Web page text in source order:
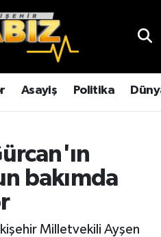
Asayiş Politika
bakımda
Milletvekili Ayşen
Haritası
Durumu ve Fikstür